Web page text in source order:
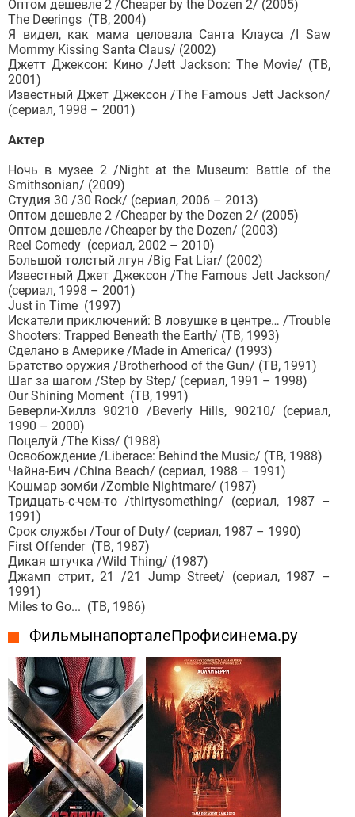
Оптом дешевле 2 /Cheaper by the Dozen 2/ (2005)
The Deerings (ТВ, 2004)
Я видел, как мама целовала Санта Клауса /I Saw
Mommy Kissing Santa Claus/ (2002)
Джетт Джексон: Кино /Jett Jackson: The Movie/ (ТВ,
2001)
Известный Джет Джексон /The Famous Jett Jackson/
(сериал, 1998 – 2001)
Актер
Ночь в музее 2 /Night at the Museum: Battle of the
Smithsonian/ (2009)
Студия 30 /30 Rock/ (сериал, 2006 – 2013)
Оптом дешевле 2 /Cheaper by the Dozen 2/ (2005)
Оптом дешевле /Cheaper by the Dozen/ (2003)
Reel Comedy (сериал, 2002 – 2010)
Большой толстый лгун /Big Fat Liar/ (2002)
Известный Джет Джексон /The Famous Jett Jackson/
(сериал, 1998 – 2001)
Just in Time (1997)
Искатели приключений: В ловушке в центре… /Trouble
Shooters: Trapped Beneath the Earth/ (ТВ, 1993)
Сделано в Америке /Made in America/ (1993)
Братство оружия /Brotherhood of the Gun/ (ТВ, 1991)
Шаг за шагом /Step by Step/ (сериал, 1991 – 1998)
Our Shining Moment (ТВ, 1991)
Беверли-Хиллз 90210 /Beverly Hills, 90210/ (сериал,
1990 – 2000)
Поцелуй /The Kiss/ (1988)
Освобождение /Liberace: Behind the Music/ (ТВ, 1988)
Чайна-Бич /China Beach/ (сериал, 1988 – 1991)
Кошмар зомби /Zombie Nightmare/ (1987)
Тридцать-с-чем-то /thirtysomething/ (сериал, 1987 –
1991)
Срок службы /Tour of Duty/ (сериал, 1987 – 1990)
First Offender (ТВ, 1987)
Дикая штучка /Wild Thing/ (1987)
Джамп стрит, 21 /21 Jump Street/ (сериал, 1987 –
1991)
Miles to Go... (ТВ, 1986)
Фильмы на портале Профисинема.ру